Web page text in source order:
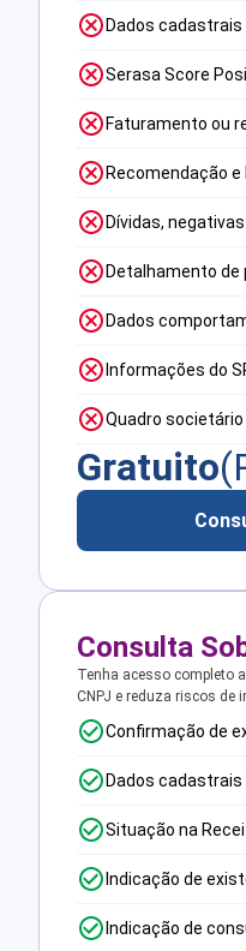
Dados
Serasa Score
Faturamento ou
Recomendação
Dívidas,
Detalhamento
Dados
Informações do
Quadro
Gratuito
Consulta
Tenha acesso completo
CNPJ e reduza riscos de
Confirmação de
Dados
Situação na
Indicação de
Indicação de